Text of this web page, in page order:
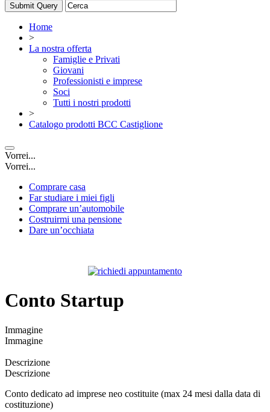
Home
>
La nostra offerta
Famiglie e Privati
Giovani
Professionisti e imprese
Soci
Tutti i nostri prodotti
>
Catalogo prodotti BCC Castiglione
Vorrei...
Vorrei...
Comprare casa
Far studiare i miei figli
Comprare un’automobile
Costruirmi una pensione
Dare un’occhiata
Conto Startup
Immagine
Immagine
Descrizione
Descrizione
Conto dedicato ad imprese neo costituite (max 24 mesi dalla data di
costituzione)